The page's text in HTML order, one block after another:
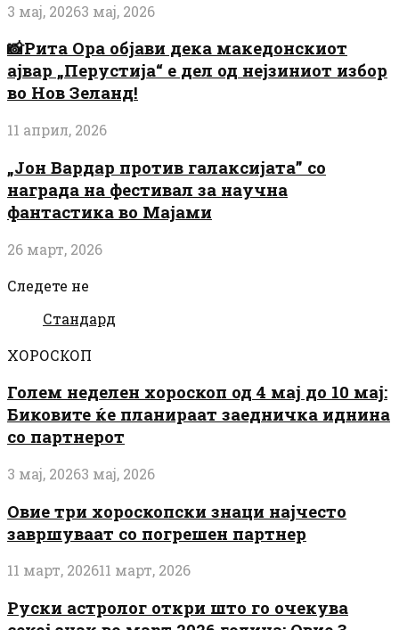
3 мај, 20263 мај, 2026
📸Рита Ора објави дека македонскиот
ајвар „Перустија“ е дел од нејзиниот избор
во Нов Зеланд!
11 април, 2026
„Јон Вардар против галаксијата” со
награда на фестивал за научна
фантастика во Мајами
26 март, 2026
Следете не
Стандард
ХОРОСКОП
Голем неделен хороскоп од 4 мај до 10 мај:
Биковите ќе планираат заедничка иднина
со партнерот
3 мај, 20263 мај, 2026
Овие три хороскопски знаци најчесто
завршуваат со погрешен партнер
11 март, 202611 март, 2026
Руски астролог откри што го очекува